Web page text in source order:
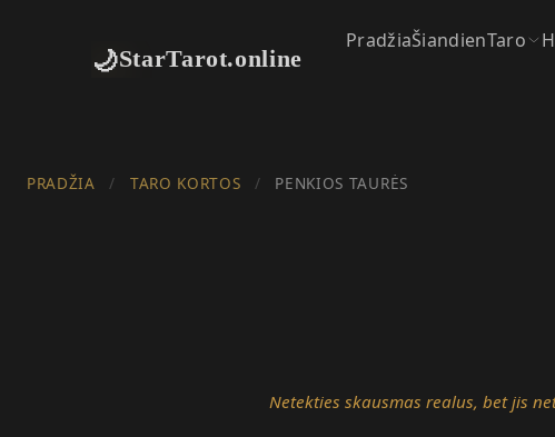
🌙StarTarot.online
PradžiaŠiandienTaro
PRADŽIA / TARO KORTOS / PENKIOS TAURĖS
Netekties skausmas realus, bet jis